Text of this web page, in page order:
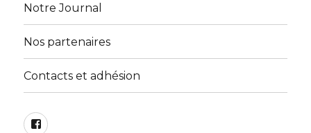
Notre Journal
Nos partenaires
Contacts et adhésion
Facebook